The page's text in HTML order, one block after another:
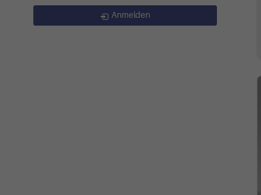
Anmelden